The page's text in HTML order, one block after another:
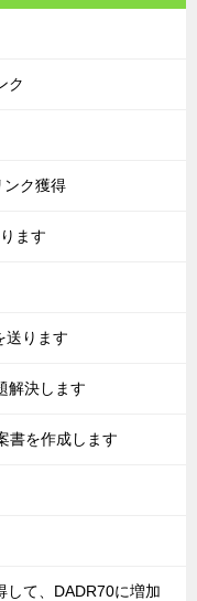
ク
ク獲得
ます
送ります
解決します
書を作成します
して、DADR70に増加